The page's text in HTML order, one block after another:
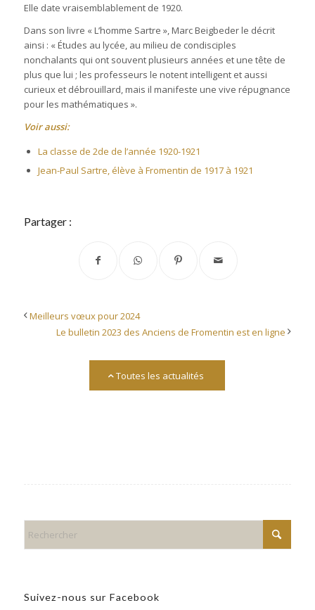
Elle date vraisemblablement de 1920.
Dans son livre « L’homme Sartre », Marc Beigbeder le décrit
ainsi : « Études au lycée, au milieu de condisciples
nonchalants qui ont souvent plusieurs années et une tête de
plus que lui ; les professeurs le notent intelligent et aussi
curieux et débrouillard, mais il manifeste une vive répugnance
pour les mathématiques ».
Voir aussi:
La classe de 2de de l’année 1920-1921
Jean-Paul Sartre, élève à Fromentin de 1917 à 1921
Partager :
Meilleurs vœux pour 2024
Le bulletin 2023 des Anciens de Fromentin est en ligne
Toutes les actualités
Suivez-nous sur Facebook